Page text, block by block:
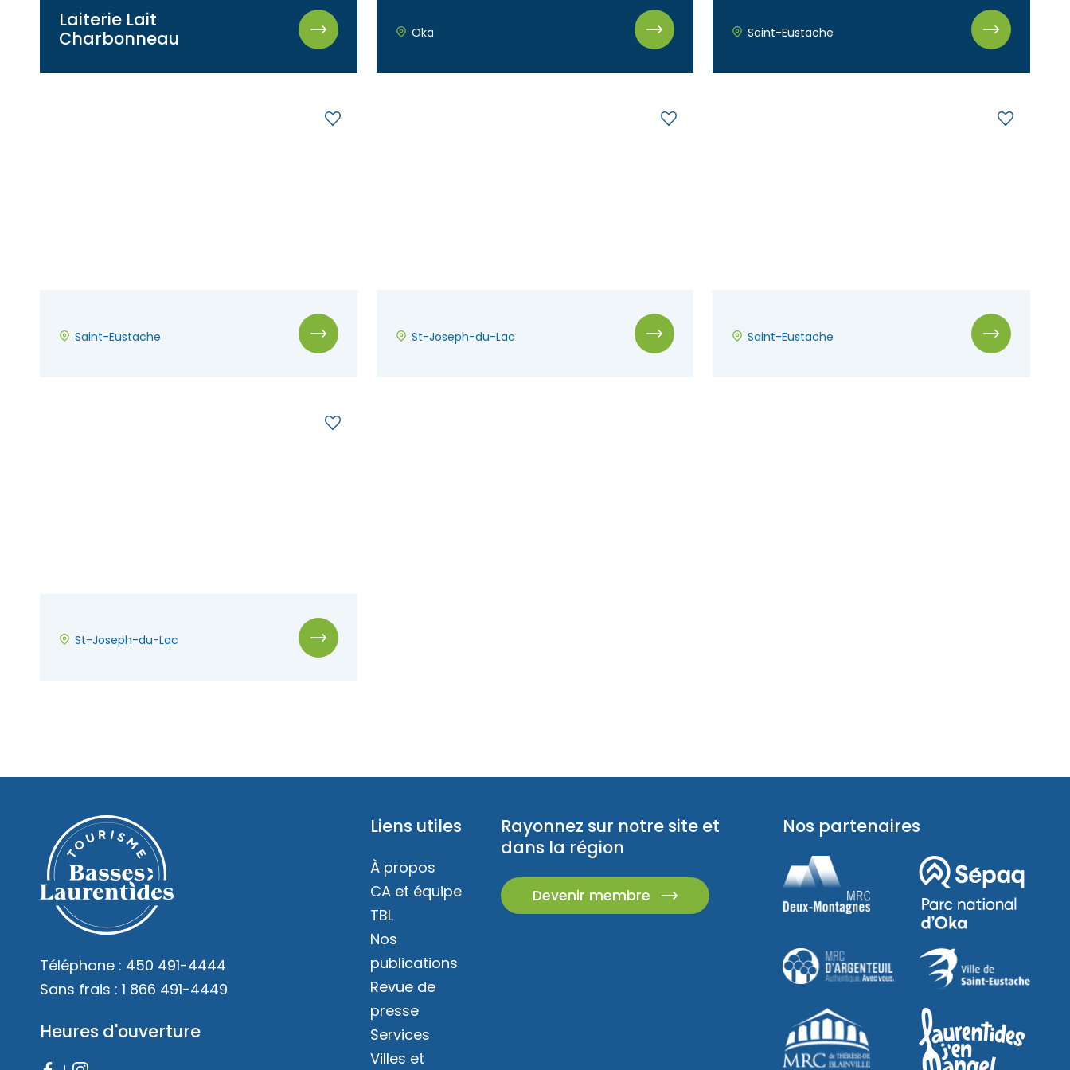
Laiterie Lait
Charbonneau
Oka Saint-Eustache
Saint-Eustache St-Joseph-du-Lac Saint-Eustache
St-Joseph-du-Lac
Téléphone : 450 491-4444
Sans frais : 1 866 491-4449
Heures d'ouverture
Rayonnez sur notre site et
dans la région
Devenir membre
Liens utiles
À propos
CA et équipe
TBL
Nos
publications
Revue de
presse
Services
Villes et
Nos partenaires